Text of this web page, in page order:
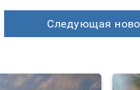
Следующая